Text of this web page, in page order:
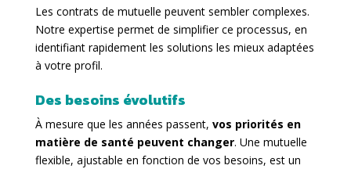
Les contrats de mutuelle peuvent sembler complexes.
Notre expertise permet de simplifier ce processus, en
identifiant rapidement les solutions les mieux adaptées
à votre profil.
Des besoins évolutifs
À mesure que les années passent, vos priorités en
matière de santé peuvent changer. Une mutuelle
flexible, ajustable en fonction de vos besoins, est un